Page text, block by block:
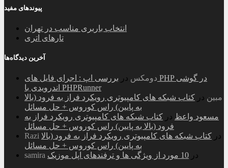
پیوندهای مفید
انتخاب باربری مناسب در تهران
تارهای اتری
آخرین دیدگاه‌ها
دومکس در بررسی اپ : اجرای فایل های PHP در گوشی
اندرویدی با PHPRunner
مبین در کتاب شبکه های کامپیوتری رویکرد فراز به فرود (بالا
به پایین) راس کوروس + حل مسائل
مسعود واعظ در کتاب شبکه های کامپیوتری رویکرد فراز به
فرود (بالا به پایین) راس کوروس + حل مسائل
Razi
در کتاب شبکه های کامپیوتری رویکرد فراز به فرود (بالا
به پایین) راس کوروس + حل مسائل
samira
در 10 مورد از ویژگی ها و ترفندهای اپل موزیک